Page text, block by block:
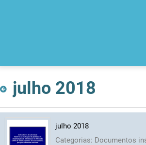
julho 2018
julho 2018
Categorias: Documentos